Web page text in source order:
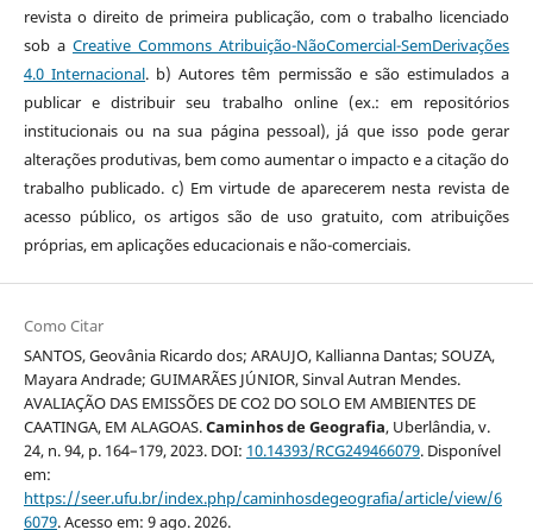
revista o direito de primeira publicação, com o trabalho licenciado
sob a Creative Commons Atribuição-NãoComercial-SemDerivações
4.0 Internacional. b) Autores têm permissão e são estimulados a
publicar e distribuir seu trabalho online (ex.: em repositórios
institucionais ou na sua página pessoal), já que isso pode gerar
alterações produtivas, bem como aumentar o impacto e a citação do
trabalho publicado. c) Em virtude de aparecerem nesta revista de
acesso público, os artigos são de uso gratuito, com atribuições
próprias, em aplicações educacionais e não-comerciais.
Como Citar
SANTOS, Geovânia Ricardo dos; ARAUJO, Kallianna Dantas; SOUZA,
Mayara Andrade; GUIMARÃES JÚNIOR, Sinval Autran Mendes.
AVALIAÇÃO DAS EMISSÕES DE CO2 DO SOLO EM AMBIENTES DE
CAATINGA, EM ALAGOAS.Caminhos de Geografia, Uberlândia, v.
24, n. 94, p. 164–179, 2023. DOI: 10.14393/RCG249466079. Disponível
em:
https://seer.ufu.br/index.php/caminhosdegeografia/article/view/6
6079. Acesso em: 9 ago. 2026.